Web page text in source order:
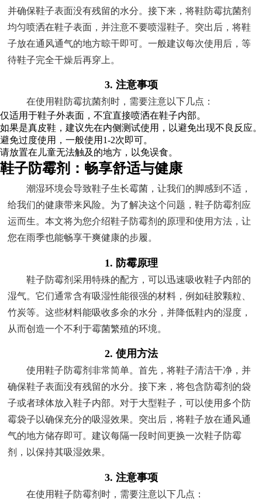
并确保鞋子表面没有残留的水分。接下来，将鞋防霉抗菌剂
均匀喷洒在鞋子表面，并注意不要喷湿鞋子。突出后，将鞋
子放在通风通气的地方晾干即可。一般建议每次使用后，等
待鞋子完全干燥后再穿上。
3. 注意事项
在使用鞋防霉抗菌剂时，需要注意以下几点：
仅适用于鞋子外表面，不宜直接喷洒在鞋子内部。
如果是真皮鞋，建议先在内侧测试使用，以避免出现不良反应。
避免过度使用，一般使用1-2次即可。
请放置在儿童无法触及的地方，以免误食。
鞋子防霉剂：畅享舒适与健康
潮湿环境会导致鞋子生长霉菌，让我们的脚感到不适，
给我们的健康带来风险。为了解决这个问题，鞋子防霉剂应
运而生。本文将为您介绍鞋子防霉剂的原理和使用方法，让
您在雨季也能畅享干爽健康的步履。
1. 防霉原理
鞋子防霉剂采用特殊的配方，可以迅速吸收鞋子内部的
湿气。它们通常含有吸湿性能很强的材料，例如硅胶颗粒、
竹炭等。这些材料能吸收多余的水分，并降低鞋内的湿度，
从而创造一个不利于霉菌繁殖的环境。
2. 使用方法
使用鞋子防霉剂非常简单。首先，将鞋子清洁干净，并
确保鞋子表面没有残留的水分。接下来，将包含防霉剂的袋
子或者球体放入鞋子内部。对于大型鞋子，可以使用多个防
霉袋子以确保充分的吸湿效果。突出后，将鞋子放在通风通
气的地方储存即可。建议每隔一段时间更换一次鞋子防霉
剂，以保持其吸湿效果。
3. 注意事项
在使用鞋子防霉剂时，需要注意以下几点：